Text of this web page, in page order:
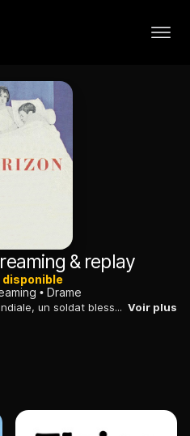
& replay
Drame
Pendant la Première Guerre mondiale, un soldat blessé, s'interroge sur son retour au front, alors que sa bien-aimée l'incite à la désertion. Voir plus